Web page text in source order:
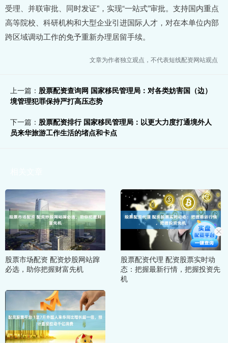
受理、并联审批、同时发证”，实现“一站式”审批。支持国内重点
高等院校、科研机构和大型企业引进国际人才，对在本单位内部
跨区域调动工作的免予重新办理居留手续。
文章为作者独立观点，不代表短线配资网站观点
上一篇： 股票配资查询网 国家移民管理局：对各类妨害国（边）
境管理犯罪保持严打高压态势
下一篇： 股票配资排行 国家移民管理局：以更大力度打通境外人
员来华旅游工作生活的堵点和卡点
股票市场配资 配资炒股网站蹿
必选，助你把握财富先机
股票配资代理 配资股票实时动
态：把握最新行情，把握投资先
机